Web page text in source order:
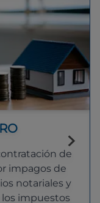
de
impagos de
notariales y
los impuestos